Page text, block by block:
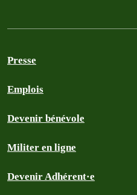
Presse
Emplois
Devenir bénévole
Militer en ligne
Devenir Adhérent·e